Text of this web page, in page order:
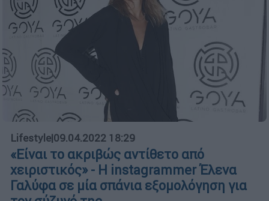
Lifestyle|09.04.2022 18:29
«Είναι το ακριβώς αντίθετο από
χειριστικός» - Η instagrammer Έλενα
Γαλύφα σε μία σπάνια εξομολόγηση για